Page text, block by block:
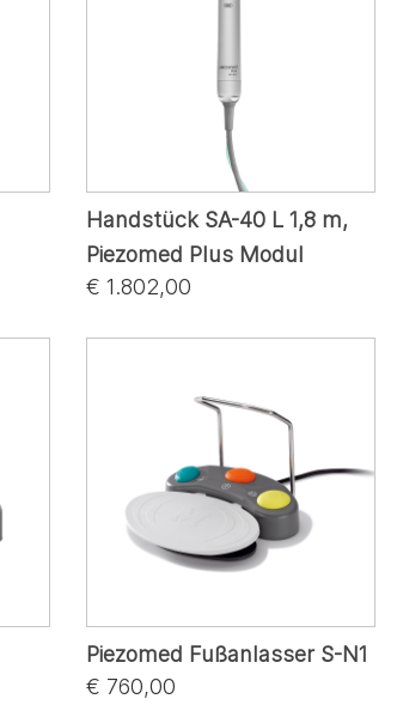
Handstück SA-40 L 1,8 m,
Piezomed Plus Modul
€ 1.802,00
Piezomed Fußanlasser S-N1
€ 760,00